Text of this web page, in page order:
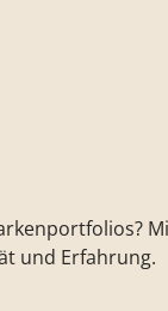
und Erfahrung.